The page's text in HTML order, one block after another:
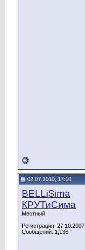
02.07.2010, 17:10
BELLiSima
КРУТиСима
Местный
Регистрация: 27.10.2007
Сообщений: 1,136